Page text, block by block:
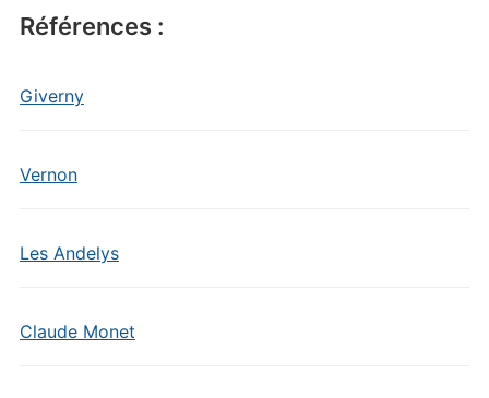
Références :
Giverny
Vernon
Les Andelys
Claude Monet